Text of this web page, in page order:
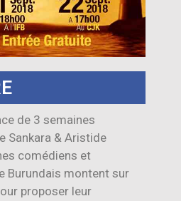
de 3 semaines
Sankara & Aristide
comédiens et
Burundais montent sur
proposer leur